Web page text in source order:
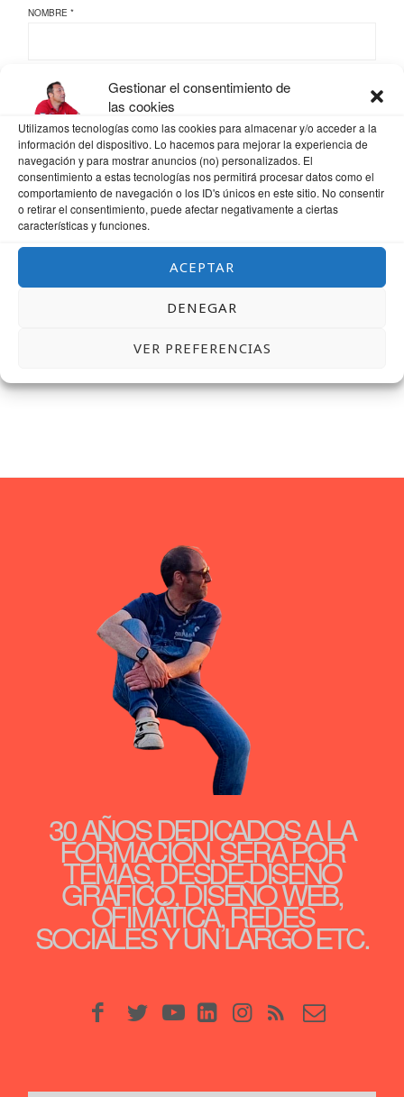
Gestionar el consentimiento de
las cookies
Utilizamos tecnologías como las cookies para almacenar y/o acceder a la
información del dispositivo. Lo hacemos para mejorar la experiencia de
navegación y para mostrar anuncios (no) personalizados. El
consentimiento a estas tecnologías nos permitirá procesar datos como el
comportamiento de navegación o los ID's únicos en este sitio. No consentir
o retirar el consentimiento, puede afectar negativamente a ciertas
características y funciones.
ACEPTAR
DENEGAR
VER PREFERENCIAS
NOMBRE*
CORREO ELECTRÓNICO*
WEB
GUARDA MI NOMBRE, CORREO ELECTRÓNICO Y WEB EN ESTE NAVEGADOR
30 AÑOS DEDICADOS A LA
FORMACIÓN, SERÁ POR
TEMAS, DESDE DISEÑO
GRÁFICO, DISEÑO WEB,
OFIMÁTICA, REDES
SOCIALES Y UN LARGO ETC.